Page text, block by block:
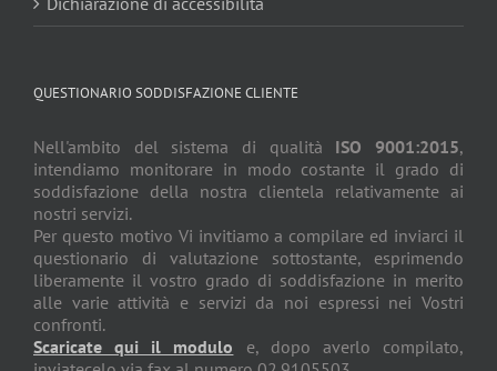
QUESTIONARIO SODDISFAZIONE CLIENTE
Nell'ambito del sistema di qualità ISO 9001:2015,
intendiamo monitorare in modo costante il grado di
soddisfazione della nostra clientela relativamente ai
nostri servizi.
Per questo motivo Vi invitiamo a compilare ed inviarci il
questionario di valutazione sottostante, esprimendo
liberamente il vostro grado di soddisfazione in merito
alle varie attività e servizi da noi espressi nei Vostri
confronti.
Scaricate qui il modulo e, dopo averlo compilato,